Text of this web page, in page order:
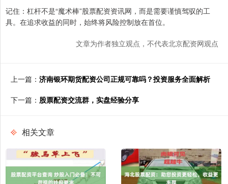
记住：杠杆不是“魔术棒”股票配资资讯网，而是需要谨慎驾驭的工
具。在追求收益的同时，始终将风险控制放在首位。
文章为作者独立观点，不代表北京配资网观点
上一篇： 济南银环期货配资公司正规可靠吗？投资服务全面解析
下一篇： 股票配资交流群，实盘经验分享
相关文章